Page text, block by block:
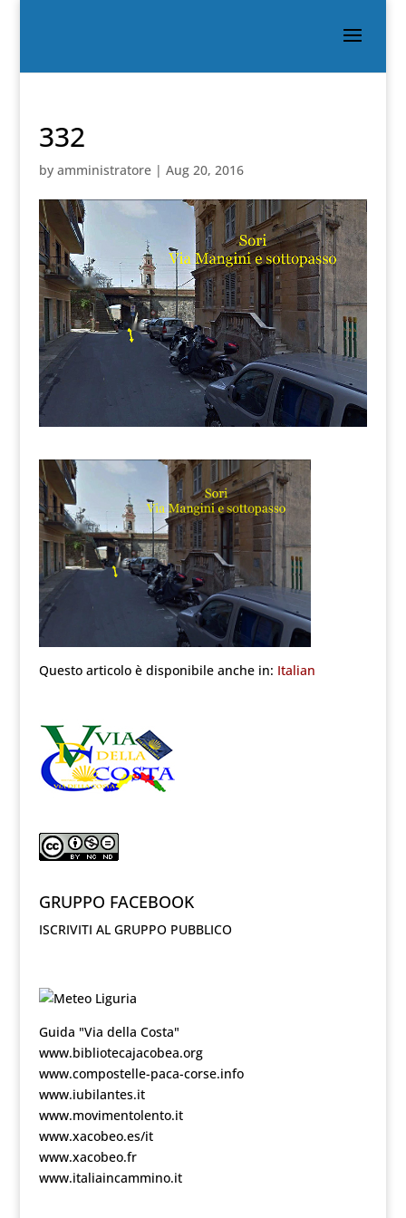
332
by amministratore| Aug 20, 2016
Questo articolo è disponibile anche in: Italian
GRUPPO FACEBOOK
ISCRIVITI AL GRUPPO PUBBLICO
Guida "Via della Costa"
www.bibliotecajacobea.org
www.compostelle-paca-corse.info
www.iubilantes.it
www.movimentolento.it
www.xacobeo.es/it
www.xacobeo.fr
www.italiaincammino.it